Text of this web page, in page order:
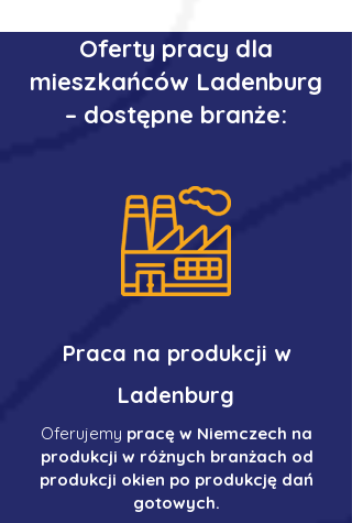
Oferty pracy dla
mieszkańców Ladenburg
– dostępne branże:
Praca na produkcji w
Ladenburg
Oferujemy pracę w Niemczech na
produkcji w różnych branżach od
produkcji okien po produkcję dań
gotowych.